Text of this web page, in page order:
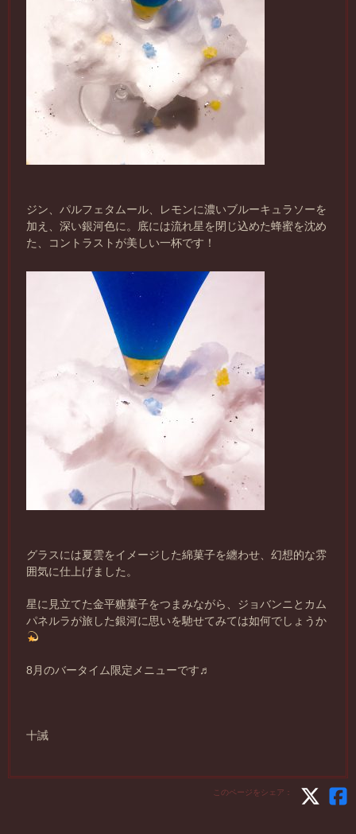
ジン、パルフェタムール、レモンに濃いブルーキュラソーを
加え、深い銀河色に。底には流れ星を閉じ込めた蜂蜜を沈め
た、コントラストが美しい一杯です！
グラスには夏雲をイメージした綿菓子を纏わせ、幻想的な雰
囲気に仕上げました。
星に見立てた金平糖菓子をつまみながら、ジョバンニとカム
パネルラが旅した銀河に思いを馳せてみては如何でしょうか
8月のバータイム限定メニューです♬
十誡
このページをシェア：